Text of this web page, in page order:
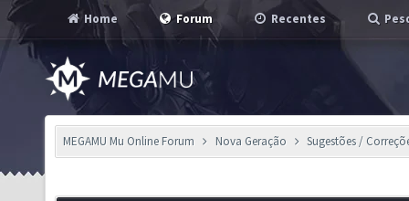
Home Forum Recentes
MEGAMU Mu Online Forum Nova Geração Sugestões /